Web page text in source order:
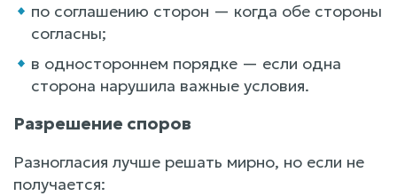
по соглашению сторон — когда обе стороны
согласны;
в одностороннем порядке — если одна
сторона нарушила важные условия.
Разрешение споров
Разногласия лучше решать мирно, но если не
получается: